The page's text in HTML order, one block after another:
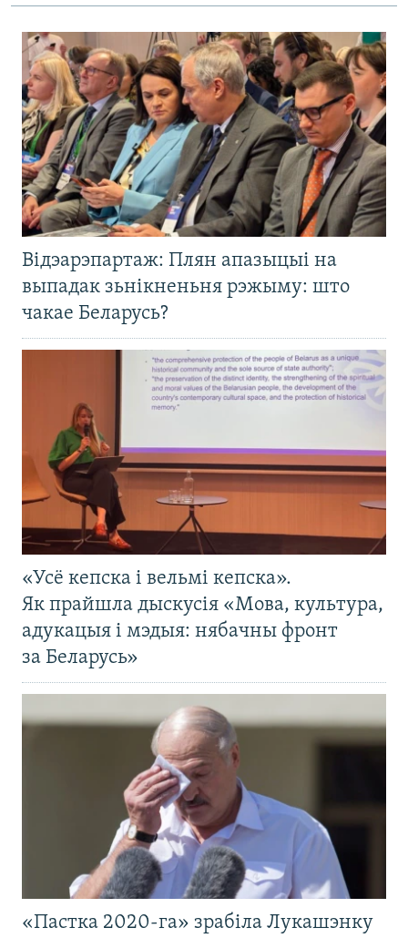
Відэарэпартаж: Плян апазыцыі на
выпадак зьнікненьня рэжыму: што
чакае Беларусь?
«Усё кепска і вельмі кепска».
Як прайшла дыскусія «Мова, культура,
адукацыя і мэдыя: нябачны фронт
за Беларусь»
«Пастка 2020-га» зрабіла Лукашэнку